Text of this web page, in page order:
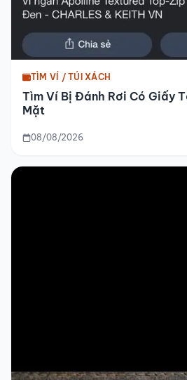
TÌM VÍ / TÚI XÁCH
Tìm Ví Bị Đánh Rơi Có Giấy
Mặt
08/08/2026